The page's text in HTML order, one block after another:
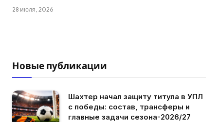
28 июля, 2026
Новые публикации
Шахтер начал защиту титула в УПЛ
с победы: состав, трансферы и
главные задачи сезона-2026/27